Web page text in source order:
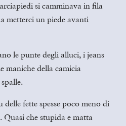
si camminava in fila
metterci un piede avanti
le punte degli alluci, i jeans
maniche della camicia
fette spesse poco meno di
che stupida e matta